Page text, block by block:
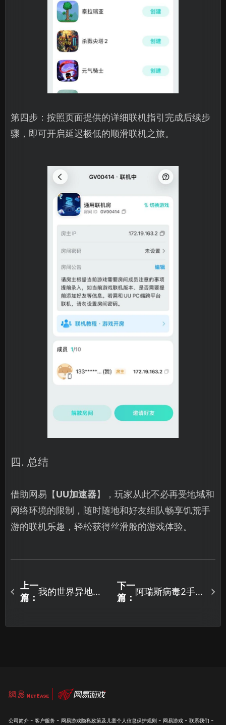
第四步：按照页面提供的详细联机指引完成后续步
骤，即可开启延迟极低的顺滑联机之旅。
四. 总结
借助网易【UU加速器】，玩家从此不必再受地域和
网络环境的限制，随时随地和好友组队畅享饥荒手
游的联机乐趣，轻松获得丝滑般的游戏体验。
上一
篇：
我的世界异地组
免费联机！
下一
篇：
阿瑞斯病毒2手游
指南！
公司简介 - 客户服务 - 网易游戏隐私政策及儿童个人信息保护规则 - 网易游戏 - 联系我们 -